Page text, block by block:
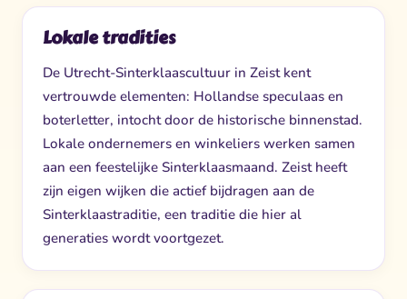
Lokale tradities
De Utrecht-Sinterklaascultuur in Zeist kent
vertrouwde elementen: Hollandse speculaas en
boterletter, intocht door de historische binnenstad.
Lokale ondernemers en winkeliers werken samen
aan een feestelijke Sinterklaasmaand. Zeist heeft
zijn eigen wijken die actief bijdragen aan de
Sinterklaastraditie, een traditie die hier al
generaties wordt voortgezet.